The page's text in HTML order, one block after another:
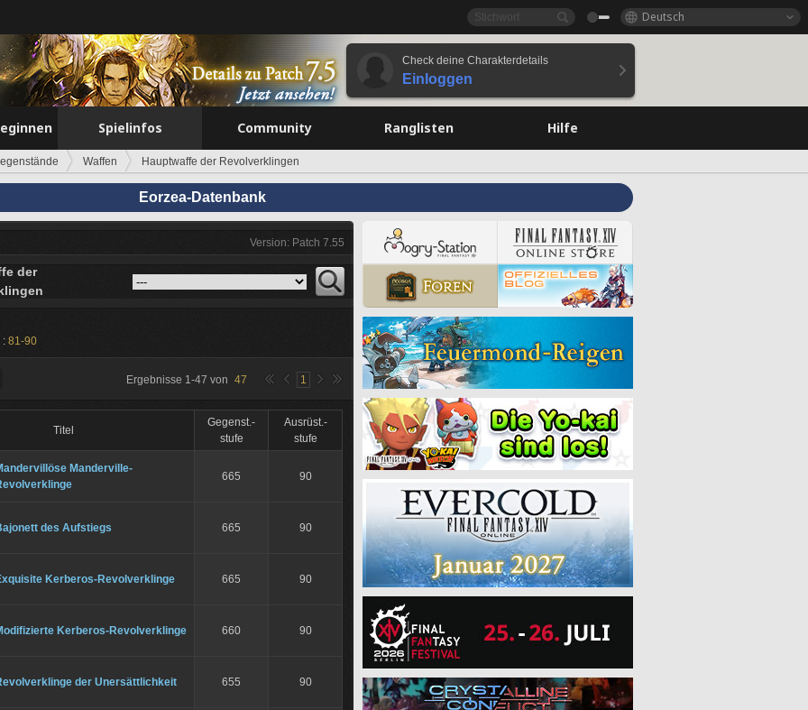
Deutsch
Check deine Charakterdetails
Einloggen
Spielinfos Community Ranglisten Hilfe
Waffen Hauptwaffe der Revolverklingen
Eorzea-Datenbank
Version: Patch 7.55
der
: 81-90
Ergebnisse 1-47 von 47 1
Titel
Gegenst.-
stufe
Ausrüst.-
stufe
Manderville-
665 90
des Aufstiegs 665 90
Kerberos-Revolverklinge 665 90
Kerberos-Revolverklinge 660 90
der Unersättlichkeit 655 90